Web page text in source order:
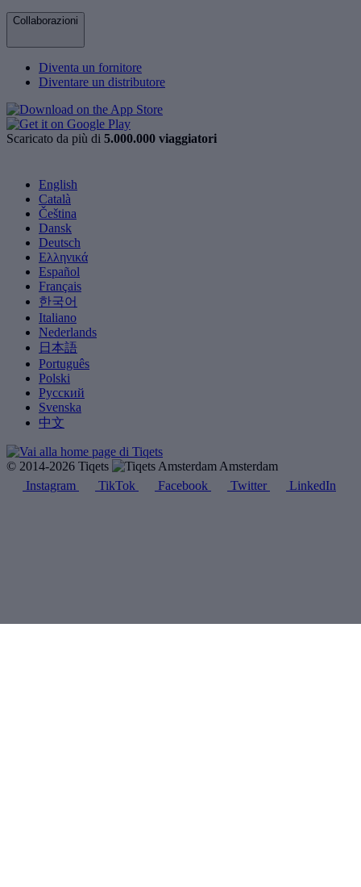
Collaborazioni
Diventa un fornitore
Diventare un distributore
Scaricato da più di 5.000.000 viaggiatori
English
Català
Čeština
Dansk
Deutsch
Ελληνικά
Español
Français
한국어
Italiano
Nederlands
日本語
Português
Polski
Русский
Svenska
中文
© 2014-2026 Tiqets
Amsterdam
Instagram
TikTok Facebook Twitter LinkedIn